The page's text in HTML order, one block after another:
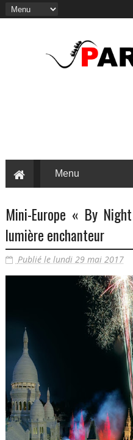
Mini-Europe « By
lumière enchanteur
Publié le lundi 29 mai 2017